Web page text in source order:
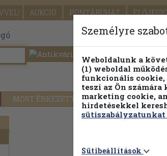
AUKCIÓ PONTÁRUHÁZ
MOST ÉRKEZETT PILLANATNYI
Személyre
Weboldalunk a
(1) weboldal
funkcionális cookie,
teszi az Ön számára
marketing cookie,
hirdetésekkel
Sütibeállítások